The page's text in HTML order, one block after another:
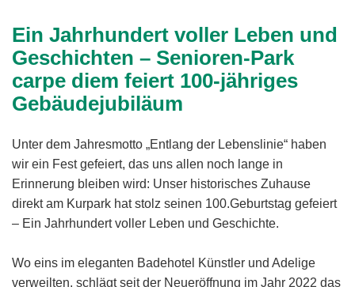
Ein Jahrhundert voller Leben und
Geschichten – Senioren-Park
carpe diem feiert 100-jähriges
Gebäudejubiläum
Unter dem Jahresmotto „Entlang der Lebenslinie“ haben
wir ein Fest gefeiert, das uns allen noch lange in
Erinnerung bleiben wird: Unser historisches Zuhause
direkt am Kurpark hat stolz seinen 100.Geburtstag gefeiert
– Ein Jahrhundert voller Leben und Geschichte.
Wo eins im eleganten Badehotel Künstler und Adelige
verweilten, schlägt seit der Neueröffnung im Jahr 2022 das